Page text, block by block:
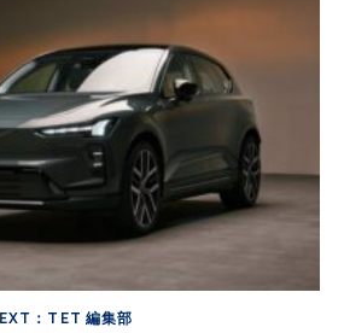
：TET 編集部